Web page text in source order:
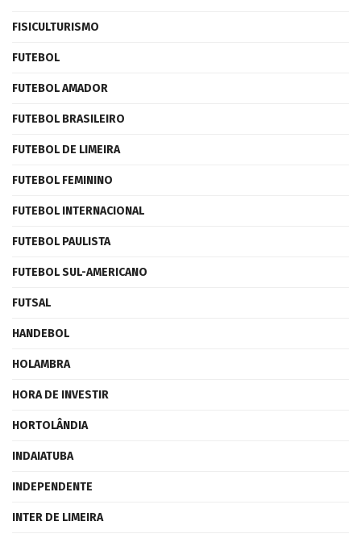
FISICULTURISMO
FUTEBOL
FUTEBOL AMADOR
FUTEBOL BRASILEIRO
FUTEBOL DE LIMEIRA
FUTEBOL FEMININO
FUTEBOL INTERNACIONAL
FUTEBOL PAULISTA
FUTEBOL SUL-AMERICANO
FUTSAL
HANDEBOL
HOLAMBRA
HORA DE INVESTIR
HORTOLÂNDIA
INDAIATUBA
INDEPENDENTE
INTER DE LIMEIRA